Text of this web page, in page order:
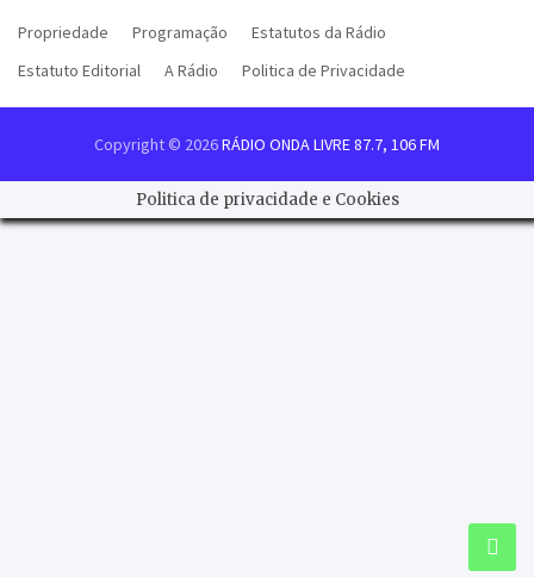
Propriedade Programação
Estatutos da Rádio
Estatuto Editorial
A Rádio Politica de Privacidade
Copyright © 2026RÁDIO ONDA LIVRE 87.7, 106 FM
Politica de privacidade e Cookies